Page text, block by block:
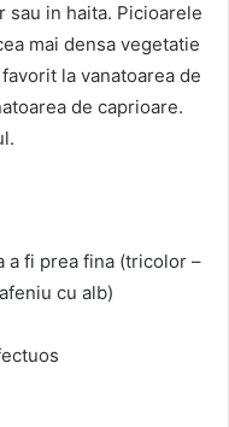
sau in haita. Picioarele
mai densa vegetatie
la vanatoarea de
de caprioare.
a fi prea fina (tricolor –
cu alb)